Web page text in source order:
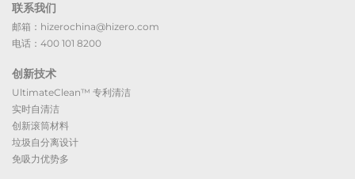
联系我们
邮箱：hizerochina@hizero.com
电话：400 101 8200
创新技术
UltimateClean™ 专利清洁
实时自清洁
创新滚筒材料
垃圾自分离设计
免吸力优势多